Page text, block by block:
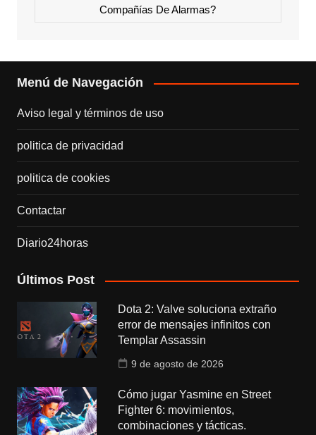
Compañías De Alarmas?
Menú de Navegación
Aviso legal y términos de uso
politica de privacidad
politica de cookies
Contactar
Diario24horas
Últimos Post
Dota 2: Valve soluciona extraño
error de mensajes infinitos con
Templar Assassin
9 de agosto de 2026
Cómo jugar Yasmine en Street
Fighter 6: movimientos,
combinaciones y tácticas.